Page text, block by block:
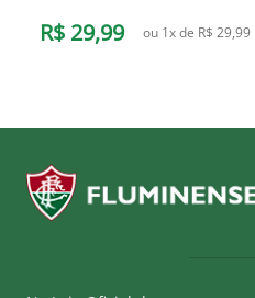
R$ 29,99 ou 1x de R$ 29,99